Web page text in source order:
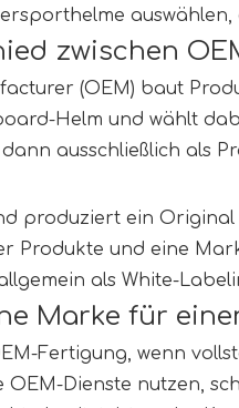
zwischen
(OEM) baut
Helm und wählt
ausschließlich als
produziert ein
Produkte und eine
als White-
Marke für
Fertigung, wenn
Dienste nutzen,